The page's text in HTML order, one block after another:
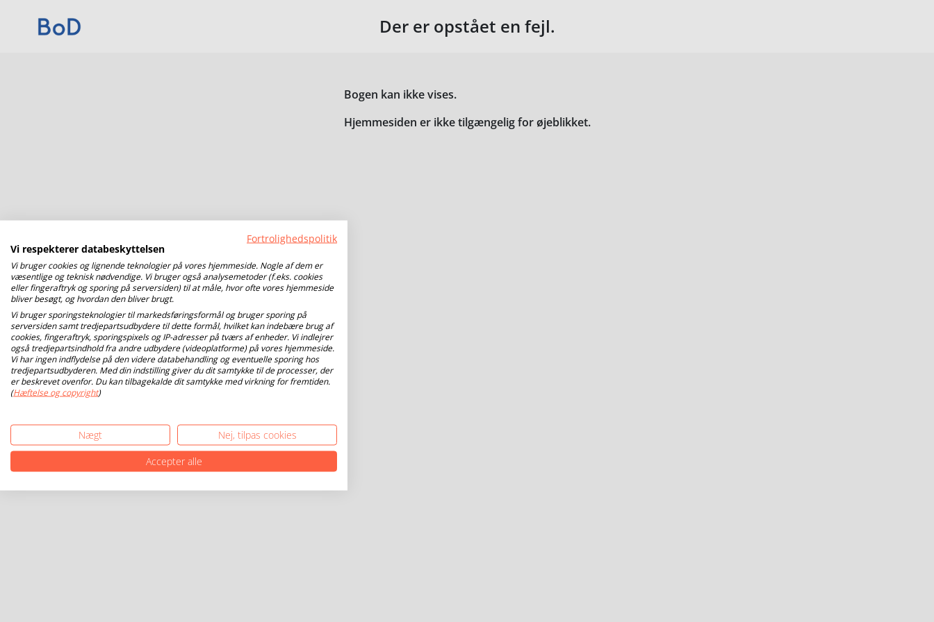
Der er opstået en fejl.
Bogen kan ikke vises.
Hjemmesiden er ikke tilgængelig for øjeblikket.
Fortrolighedspolitik
Vi respekterer databeskyttelsen
Vi bruger cookies og lignende teknologier på vores hjemmeside. Nogle af dem er
væsentlige og teknisk nødvendige. Vi bruger også analysemetoder (f.eks. cookies
eller fingeraftryk og sporing på serversiden) til at måle, hvor ofte vores hjemmeside
bliver besøgt, og hvordan den bliver brugt.
Vi bruger sporingsteknologier til markedsføringsformål og bruger sporing på
serversiden samt tredjepartsudbydere til dette formål, hvilket kan indebære brug af
cookies, fingeraftryk, sporingspixels og IP-adresser på tværs af enheder. Vi indlejrer
også tredjepartsindhold fra andre udbydere (videoplatforme) på vores hjemmeside.
Vi har ingen indflydelse på den videre databehandling og eventuelle sporing hos
tredjepartsudbyderen. Med din indstilling giver du dit samtykke til de processer, der
er beskrevet ovenfor. Du kan tilbagekalde dit samtykke med virkning for fremtiden.
(Hæftelse og copyright)
Nægt
Nej, tilpas cookies
Accepter alle